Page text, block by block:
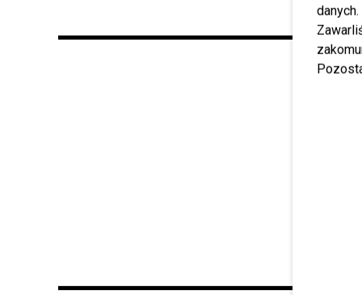
danych.